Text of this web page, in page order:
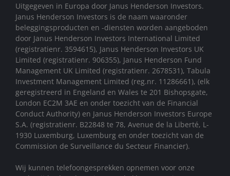
Uitgegeven in Europa door Janus Henderson Investors.
Janus Henderson Investors is de naam waaronder
beleggingsproducten en -diensten worden aangeboden
door Janus Henderson Investors International Limited
(registratienr. 3594615), Janus Henderson Investors UK
Limited (registratienr. 906355), Janus Henderson Fund
Management UK Limited (registratienr. 2678531), Tabula
Investment Management Limited (reg.nr. 11286661), (elk
geregistreerd in Engeland en Wales te 201 Bishopsgate,
London EC2M 3AE en onder toezicht van de Financial
Conduct Authority) en Janus Henderson Investors Europe
S.A. (registratienr. B22848 te 78, Avenue de la Liberté, L-
1930 Luxemburg, Luxemburg en onder toezicht van de
Commission de Surveillance du Secteur Financier).
Wij kunnen telefoongesprekken opnemen voor onze